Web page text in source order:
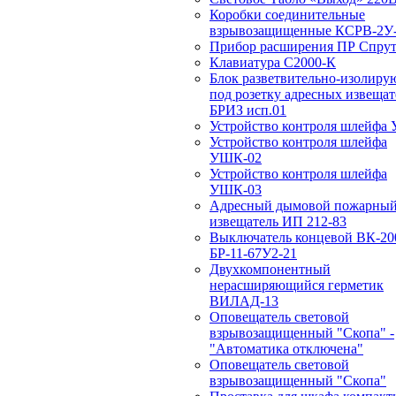
Коробки соединительные
взрывозащищенные КСРВ-
Прибор расширения ПР
Клавиатура С2000-К
Блок разветвительно-
под розетку адресных
БРИЗ исп.01
Устройство контроля
Устройство контроля шлейфа
УШК-02
Устройство контроля шлейфа
УШК-03
Адресный дымовой пожарный
извещатель ИП 212-83
Выключатель концевой ВК-
БР-11-67У2-21
Двухкомпонентный
нерасширяющийся герметик
ВИЛАД-13
Оповещатель световой
взрывозащищенный "Скопа" -
"Автоматика отключена"
Оповещатель световой
взрывозащищенный "Скопа"